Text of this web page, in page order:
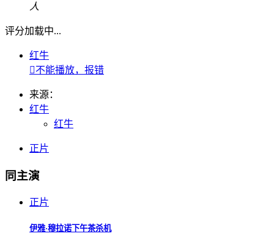
人
评分加载中...
红牛
不能播放，报错
来源：
红牛
红牛
正片
同主演
正片
伊雅·穆拉诺下午茶杀机